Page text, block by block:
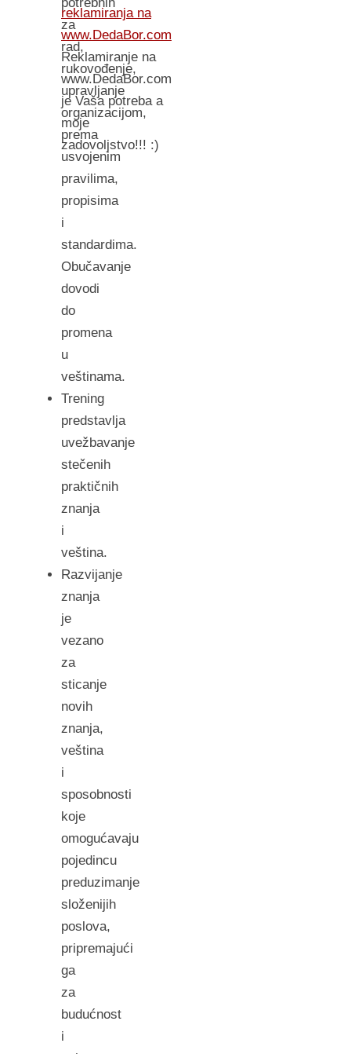
za
rad,
rukovođenje,
upravljanje
organizacijom,
prema
usvojenim
pravilima,
propisima
i
standardima.
Obučavanje
dovodi
do
promena
u
veštinama.
Trening
predstavlja
uvežbavanje
stečenih
praktičnih
znanja
i
veština.
Razvijanje
znanja
je
vezano
za
sticanje
novih
znanja,
veština
i
sposobnosti
koje
omogućavaju
pojedincu
preduzimanje
složenijih
poslova,
pripremajući
ga
za
budućnost
i
reklamiranja na
www.DedaBor.com
Reklamiranje na
www.DedaBor.com
je Vaša potreba a
moje
zadovoljstvo!!! :)